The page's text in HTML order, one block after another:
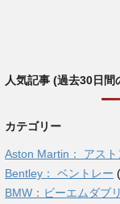
人気記事 (過去30日間
カテゴリー
Aston Martin： アス
Bentley： ベントレー
BMW：ビーエムダブ